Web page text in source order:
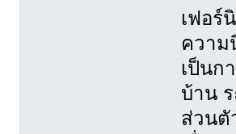
เฟอร์
ความ
เป็นก
บ้าน
ส่วนตั